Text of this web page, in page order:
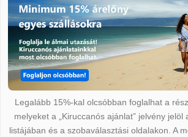
Legalább 15%-kal olcsóbban foglalhat a
melyeket a „Kiruccanós ajánlat” jelvény jelöl
listájában és a szobaválasztási oldalakon. A